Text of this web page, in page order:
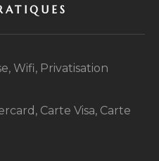
Wifi, Privatisation
Carte Visa, Carte